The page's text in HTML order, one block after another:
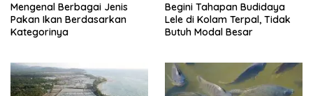
Mengenal Berbagai Jenis
Pakan Ikan Berdasarkan
Kategorinya
Begini Tahapan Budidaya
Lele di Kolam Terpal, Tidak
Butuh Modal Besar